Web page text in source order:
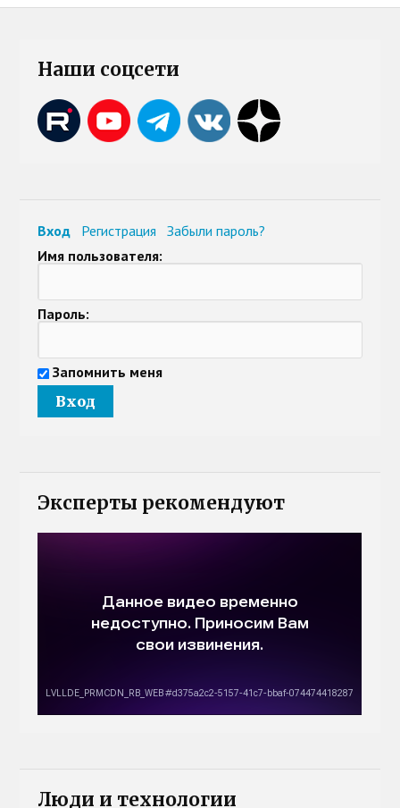
Наши соцсети
Вход Регистрация
Забыли пароль?
Имя пользователя:
Пароль:
Запомнить меня
Эксперты рекомендуют
Люди и технологии